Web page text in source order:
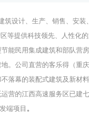
筑设计、生产、销售、安装
等提供科技领先、人性化
能民用集成建筑和部队营
。 公司直营的客乐得（重
落幕的装配式建筑及新材
营的江西高速服务区已建
端项目 。